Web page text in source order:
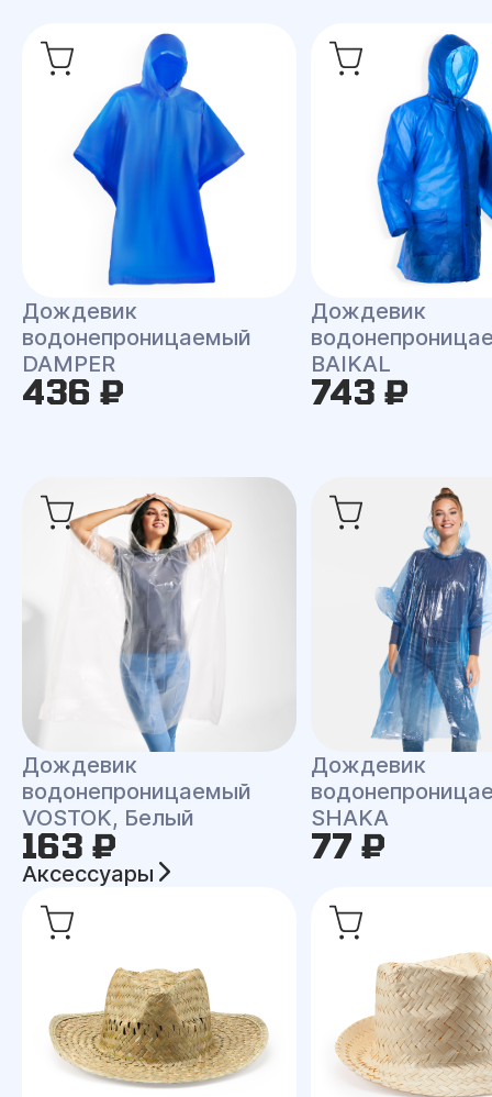
Дождевик
водонепроницаемый
DAMPER
436 ₽
Дождевик
BAIKAL
743 ₽
Дождевик
водонепроницаемый
VOSTOK, Белый
163 ₽
Дождевик
SHAKA
77 ₽
Аксессуары